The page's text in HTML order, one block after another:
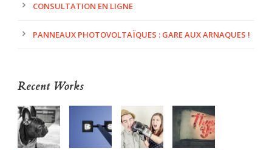
CONSULTATION EN LIGNE
PANNEAUX PHOTOVOLTAÏQUES : GARE AUX ARNAQUES !
Recent Works